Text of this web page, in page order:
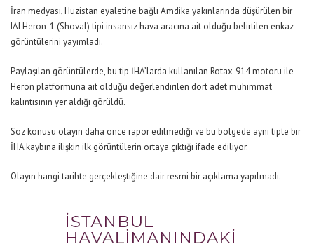
İran medyası, Huzistan eyaletine bağlı Amdika yakınlarında düşürülen bir
IAI Heron-1 (Shoval) tipi insansız hava aracına ait olduğu belirtilen enkaz
görüntülerini yayımladı.
Paylaşılan görüntülerde, bu tip İHA’larda kullanılan Rotax-914 motoru ile
Heron platformuna ait olduğu değerlendirilen dört adet mühimmat
kalıntısının yer aldığı görüldü.
Söz konusu olayın daha önce rapor edilmediği ve bu bölgede aynı tipte bir
İHA kaybına ilişkin ilk görüntülerin ortaya çıktığı ifade ediliyor.
Olayın hangi tarihte gerçekleştiğine dair resmi bir açıklama yapılmadı.